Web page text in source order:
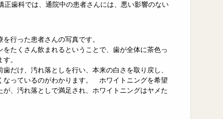
歯科では、通院中の患者さんには、悪い影響のない
行った患者さんの写真です。
をたくさん飲まれるということで、歯が全体に茶色っ
。
歯だけ、汚れ落としを行い、本来の白さを取り戻し、
なっているのがわかります。 ホワイトニングを希望
が、汚れ落としで満足され、ホワイトニングはヤメた